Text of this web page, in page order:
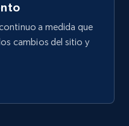
a medida que
cambios del sitio y